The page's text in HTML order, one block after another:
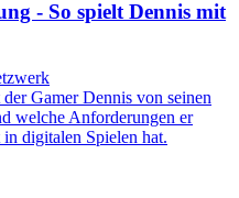
- So spielt Dennis mit
Gamer Dennis von seinen
welche Anforderungen er
digitalen Spielen hat.